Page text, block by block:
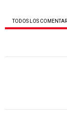
TODOS LOS
Todos los